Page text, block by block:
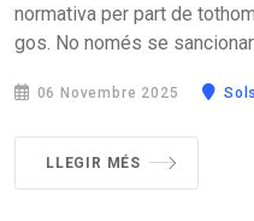
normativa per part de
gos. No només se
06 Novembre 2025
LLEGIR MÉS